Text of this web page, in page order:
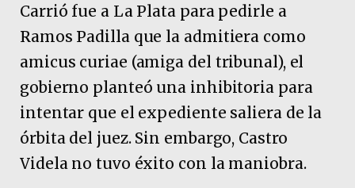
Carrió fue a La Plata para pedirle a
Ramos Padilla que la admitiera como
amicus curiae (amiga del tribunal), el
gobierno planteó una inhibitoria para
intentar que el expediente saliera de la
órbita del juez. Sin embargo, Castro
Videla no tuvo éxito con la maniobra.